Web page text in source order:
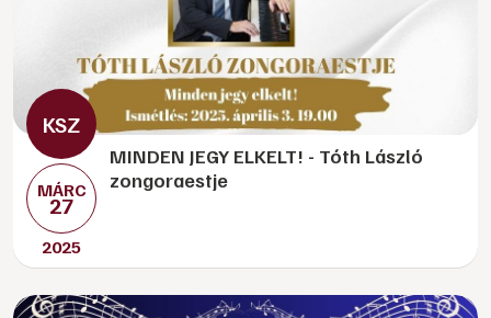
MÁRC
27
2025
MINDEN JEGY ELKELT! - Tóth László
zongoraestje